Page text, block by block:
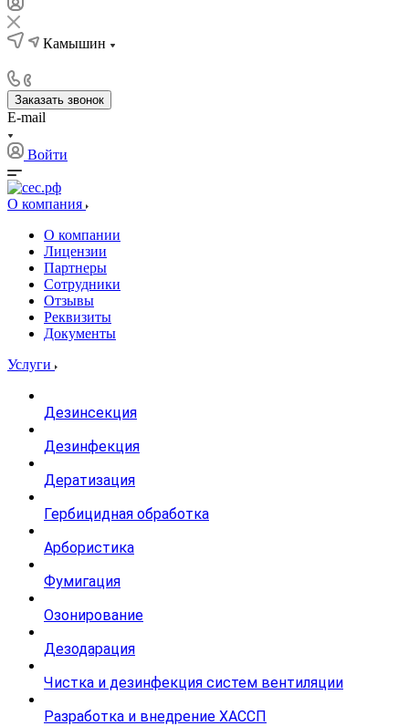
Камышин
Заказать звонок
E-mail
Войти
О компания
О компании
Лицензии
Партнеры
Сотрудники
Отзывы
Реквизиты
Документы
Услуги
Дезинсекция
Дезинфекция
Дератизация
Гербицидная обработка
Арбористика
Фумигация
Озонирование
Дезодарация
Чистка и дезинфекция систем вентиляции
Разработка и внедрение ХАССП